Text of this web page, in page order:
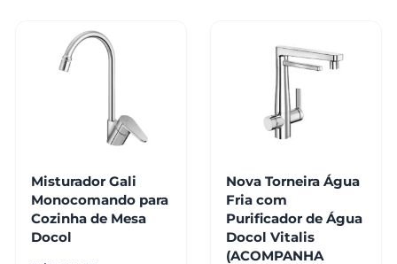
Misturador Gali
Monocomando para
Cozinha de Mesa
Docol
Nova Torneira Água
Fria com
Purificador de Água
Docol Vitalis
(ACOMPANHA